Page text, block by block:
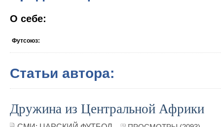
О себе:
Футсоюз:
Статьи автора:
Дружина из Центральной Африки